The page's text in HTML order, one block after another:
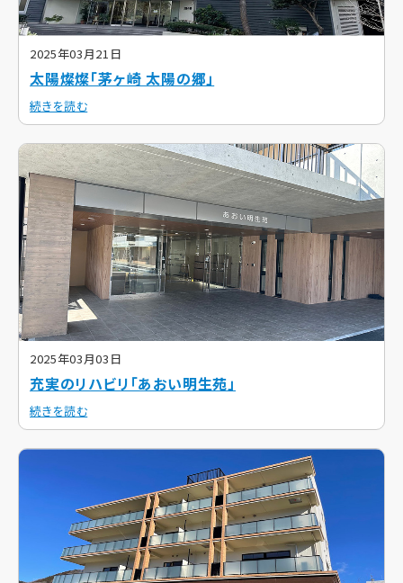
2025年03月21日
太陽燦燦「茅ヶ崎 太陽の郷」
続きを読む
2025年03月03日
充実のリハビリ「あおい明生苑」
続きを読む